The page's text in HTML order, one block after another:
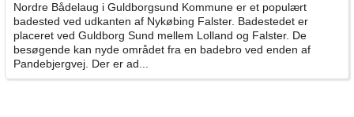
Nordre Bådelaug i Guldborgsund Kommune er et populært
badested ved udkanten af Nykøbing Falster. Badestedet er
placeret ved Guldborg Sund mellem Lolland og Falster. De
besøgende kan nyde området fra en badebro ved enden af
Pandebjergvej. Der er ad...